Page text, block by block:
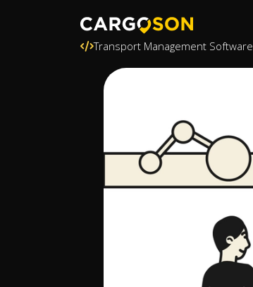
Transport Management Software